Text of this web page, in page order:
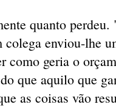
quanto
colega enviou-lhe
como geria o
que aquilo que
as coisas vão